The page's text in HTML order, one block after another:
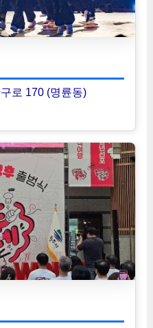
로 170 (명륜동)